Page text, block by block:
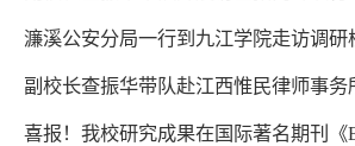
濂溪公安分局一行到九江学院走访调
副校长查振华带队赴江西惟民律师事
喜报！我校研究成果在国际著名期刊《